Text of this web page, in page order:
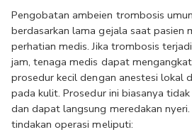
Pengobatan ambeien trombosis
berdasarkan lama gejala saat pasien
perhatian medis. Jika trombosis
jam, tenaga medis dapat
prosedur kecil dengan anestesi lokal
pada kulit. Prosedur ini biasanya
dan dapat langsung meredakan
tindakan operasi meliputi: